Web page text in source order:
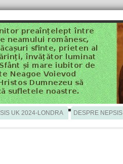
UK 2024-LONDRA DESPRE NEPSIS